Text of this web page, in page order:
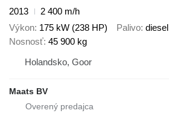
2013
2 400 m/h
Výkon 175 kW (238 HP) Palivo diesel
Nosnosť 45 900 kg
Holandsko, Goor
Maats BV